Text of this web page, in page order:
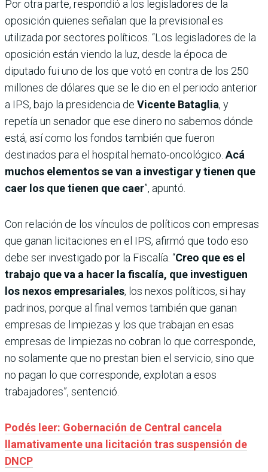
Por otra parte, respondió a los legisladores de la
oposición quienes señalan que la previsional es
utilizada por sectores políticos. “Los legisladores de la
oposición están viendo la luz, desde la época de
diputado fui uno de los que votó en contra de los 250
millones de dólares que se le dio en el periodo anterior
a IPS, bajo la presidencia de Vicente Bataglia, y
repetía un senador que ese dinero no sabemos dónde
está, así como los fondos también que fueron
destinados para el hospital hemato-oncológico. Acá
muchos elementos se van a investigar y tienen que
caer los que tienen que caer”, apuntó.
Con relación de los vínculos de políticos con empresas
que ganan licitaciones en el IPS, afirmó que todo eso
debe ser investigado por la Fiscalía. “Creo que es el
trabajo que va a hacer la fiscalía, que investiguen
los nexos empresariales, los nexos políticos, si hay
padrinos, porque al final vemos también que ganan
empresas de limpiezas y los que trabajan en esas
empresas de limpiezas no cobran lo que corresponde,
no solamente que no prestan bien el servicio, sino que
no pagan lo que corresponde, explotan a esos
trabajadores”, sentenció.
Podés leer: Gobernación de Central cancela
llamativamente una licitación tras suspensión de
DNCP